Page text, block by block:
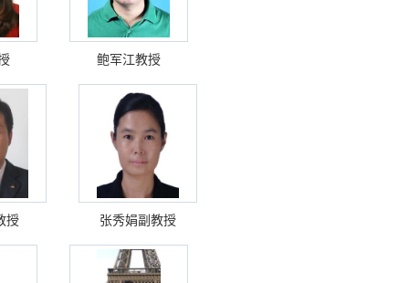
鲍军江教授
授 张秀娟副教授